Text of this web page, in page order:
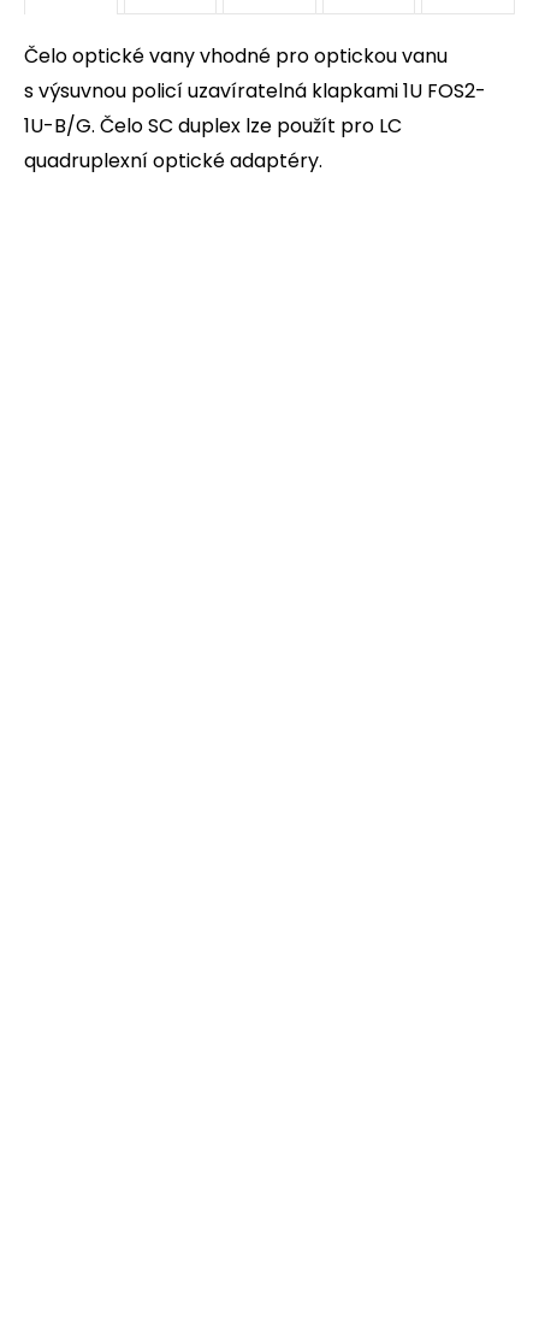
Čelo optické vany vhodné pro optickou vanu
s výsuvnou policí uzavíratelná klapkami 1U FOS2-
1U-B/G. Čelo SC duplex lze použít pro LC
quadruplexní optické adaptéry.